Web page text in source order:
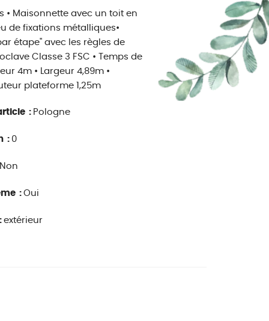
• Maisonnette avec un toit en
de fixations métalliques•
étape" avec les règles de
Classe 3 FSC • Temps de
4m • Largeur 4,89m •
plateforme 1,25m
: Pologne
: 0
Non
: Oui
extérieur